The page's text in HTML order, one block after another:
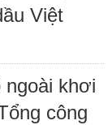
Việt
ngoài khơi
công